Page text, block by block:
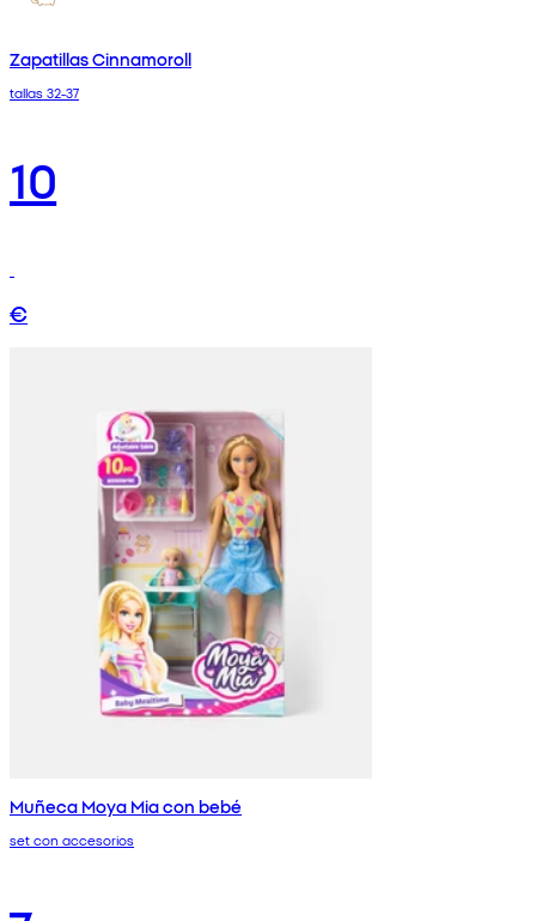
Zapatillas Cinnamoroll
tallas 32-37
10
€
Muñeca Moya Mia con bebé
set con accesorios